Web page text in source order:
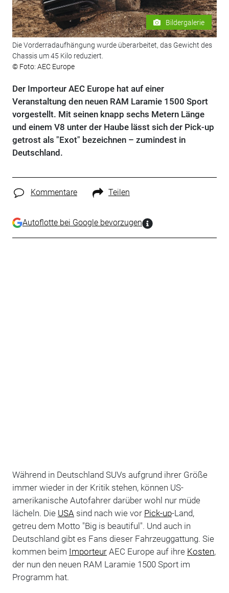
Bildergalerie
Die Vorderradaufhängung wurde überarbeitet, das Gewicht des
Chassis um 45 Kilo reduziert.
© Foto: AEC Europe
Der Importeur AEC Europe hat auf einer
Veranstaltung den neuen RAM Laramie 1500 Sport
vorgestellt. Mit seinen knapp sechs Metern Länge
und einem V8 unter der Haube lässt sich der Pick-up
getrost als "Exot" bezeichnen – zumindest in
Deutschland.
Kommentare Teilen
Autoflotte bei Google bevorzugen
Während in Deutschland SUVs aufgrund ihrer Größe
immer wieder in der Kritik stehen, können US-
amerikanische Autofahrer darüber wohl nur müde
lächeln. Die USA sind nach wie vor Pick-up-Land,
getreu dem Motto "Big is beautiful". Und auch in
Deutschland gibt es Fans dieser Fahrzeuggattung. Sie
kommen beim ImporteurAEC Europe auf ihre Kosten,
der nun den neuen RAM Laramie 1500 Sport im
Programm hat.